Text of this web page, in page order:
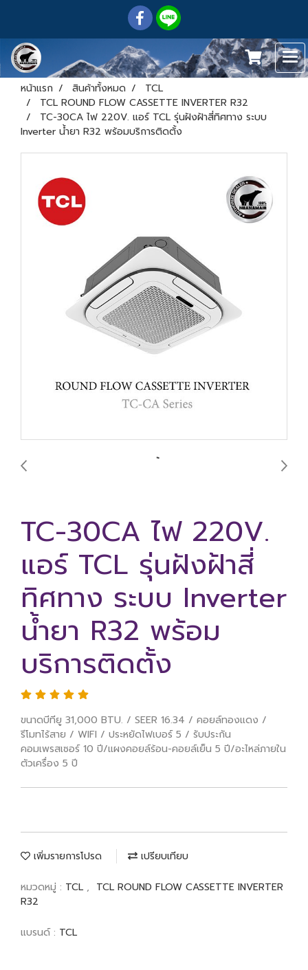
หน้าแรก สินค้าทั้งหมด
TCL
TCL ROUND FLOW CASSETTE INVERTER R32
TC-30CA ไฟ 220V. แอร์ TCL รุ่นฝังฝ้าสี่ทิศทาง ระบบ
Inverter น้ำยา R32 พร้อมบริการติดตั้ง
TC-30CA ไฟ 220V.
แอร์ TCL รุ่นฝังฝ้าสี่
ทิศทาง ระบบ Inverter
น้ำยา R32 พร้อม
บริการติดตั้ง
ขนาดบีทียู 31,000 BTU. / SEER 16.34 / คอยล์ทองแดง /
รีโมทไร้สาย / WIFI / ประหยัดไฟเบอร์ 5 / รับประกัน
คอมเพรสเซอร์ 10 ปี/แผงคอยล์ร้อน-คอยล์เย็น 5 ปี/อะไหล่ภายใน
ตัวเครื่อง 5 ปี
เพิ่มรายการโปรด เปรียบเทียบ
หมวดหมู่ : TCL , TCL ROUND FLOW CASSETTE INVERTER
R32
แบรนด์ : TCL